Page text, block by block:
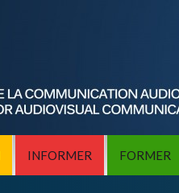
INFORMER FORMER